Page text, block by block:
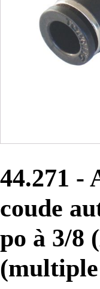
44.271 -
coude
po à 3/8
(multiple